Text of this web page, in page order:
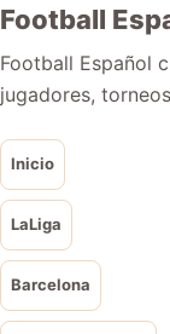
Football
Football Español
jugadores,
Inicio
LaLiga
Barcelona